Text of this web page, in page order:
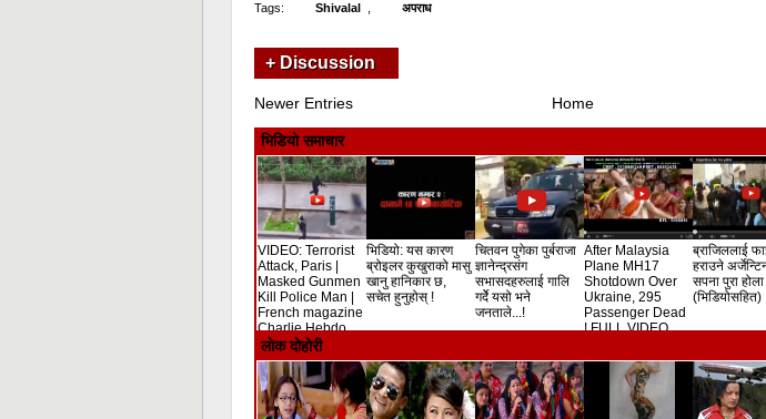
Tags: Shivalal अपराध
+ Discussion
Newer Entries Home
भिडियो समाचार
VIDEO: Terrorist
Attack, Paris |
Masked Gunmen
Kill Police Man |
French magazine
Charlie Hebdo
Shooting
भिडियो: यस कारण
ब्रोइलर कुखुराको मासु
खानु हानिकार छ,
सचेत हुनुहोस् !
चितवन पुगेका पुर्बराजा
ज्ञानेन्द्रसंग
सभासदहरुलाई गालि
गर्देे यसो भने
जनताले...!
After Malaysia
Plane MH17
Shotdown Over
Ukraine, 295
Passenger Dead
! FULL VIDEO
ब्राजिललाई
हराउने
सपना पुरा
(भिडियोसहित)
लोक दोहोरी